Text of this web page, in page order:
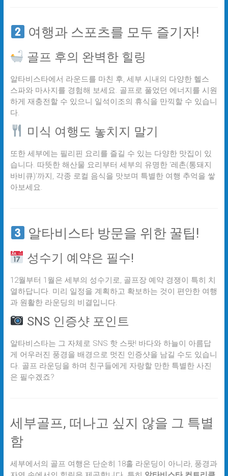
여행과 스포츠를 모두 즐기자!
골프 후의 완벽한 힐링
알타비스타에서 라운드를 마친 후, 세부 시내의 다양한 헬스
스파와 마사지를 경험해 보세요. 골프로 풀었던 에너지를 시원
하게 재충전할 수 있으니 일석이조의 휴식을 만끽할 수 있습니
다.
미식 여행도 놓치지 말기
또한 세부에는 필리핀 요리를 즐길 수 있는 다양한 맛집이 있
습니다. 따뜻한 해산물 요리부터 세부의 유명한 ‘레촌(통돼지
바비큐)’까지, 각종 로컬 음식을 맛보며 특별한 여행 추억을 쌓
아보세요.
알타비스타 방문을 위한 꿀팁!
성수기 예약은 필수!
12월부터 1월은 세부의 성수기로, 골프장 예약 경쟁이 특히 치
열하답니다. 미리 일정을 계획하고 확보하는 것이 편안한 여행
과 원활한 라운딩의 비결입니다.
SNS 인증샷 포인트
알타비스타는 그 자체로 SNS 핫 스팟! 바다와 하늘이 아름답
게 어우러진 풍경을 배경으로 멋진 인증샷을 남길 수도 있습니
다. 골프 라운딩을 하며 친구들에게 자랑할 만한 특별한 사진
은 필수겠죠?
세부골프, 떠나고 싶지 않을 그 특별
함
세부에서의 골프 여행은 단순히 18홀 라운딩이 아니라, 풍경과